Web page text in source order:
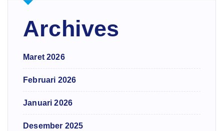
Archives
Maret 2026
Februari 2026
Januari 2026
Desember 2025